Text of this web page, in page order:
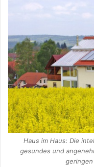
Haus im Haus: Die
gesundes und